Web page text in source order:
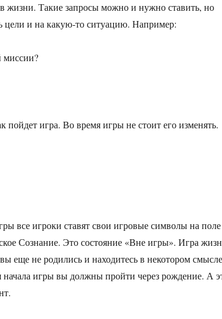
жизни. Такие запросы можно и нужно ставить, но
цели и на какую-то ситуацию. Например:
миссии?
пойдет игра. Во время игры не стоит его изменять.
все игроки ставят свои игровые символы на поле
Сознание. Это состояние «Вне игры». Игра
еще не родились и находитесь в некотором
начала игры вы должны пройти через рождение. А